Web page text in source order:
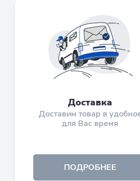
Доставка
Доставим товар в
для Вас время
ПОДРОБНЕЕ